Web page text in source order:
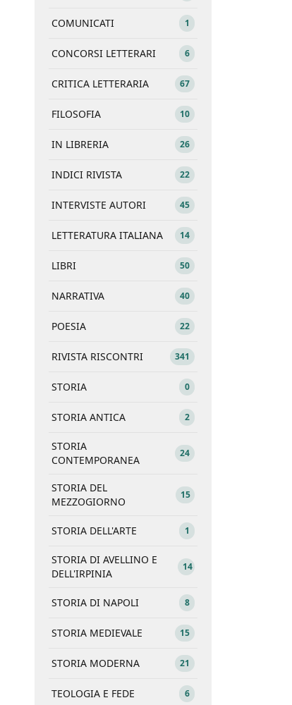
15,00€
COMUNICATI 1
CONCORSI LETTERARI 6
CRITICA LETTERARIA 67
FILOSOFIA 10
IN LIBRERIA 26
INDICI RIVISTA 22
INTERVISTE AUTORI 45
LETTERATURA ITALIANA 14
LIBRI 50
NARRATIVA 40
POESIA 22
RIVISTA RISCONTRI 341
STORIA 0
STORIA ANTICA 2
STORIA
CONTEMPORANEA
24
STORIA DEL
MEZZOGIORNO
15
STORIA DELL'ARTE 1
STORIA DI AVELLINO E
DELL'IRPINIA
14
STORIA DI NAPOLI 8
STORIA MEDIEVALE 15
STORIA MODERNA 21
TEOLOGIA E FEDE 6